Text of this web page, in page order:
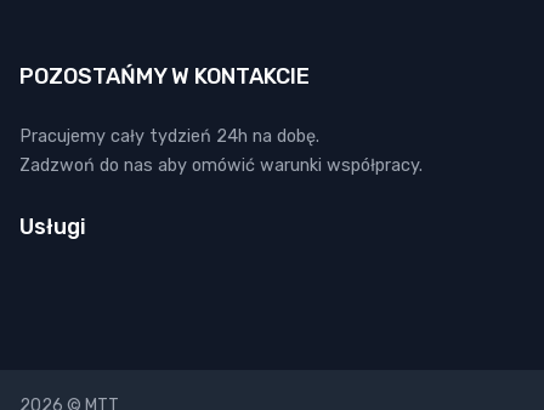
POZOSTAŃMY W KONTAKCIE
Pracujemy cały tydzień 24h na dobę.
Zadzwoń do nas aby omówić warunki współpracy.
Usługi